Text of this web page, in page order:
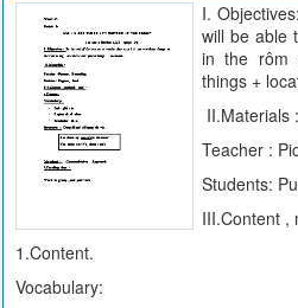
I.
will be able
in the rôm
things +
II.Materials :
Teacher :
Students:
III.Content ,
1.Content.
Vocabulary: